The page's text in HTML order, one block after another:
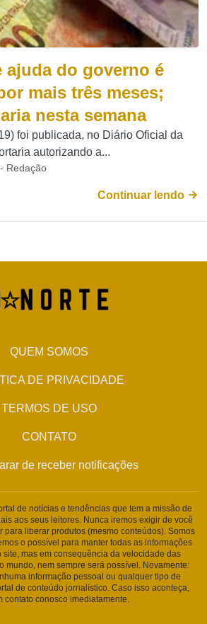
ajuda do governo é
mais três meses;
nesta semana
foi publicada, no Diário Oficial da
autorizando a...
Redação
Continuar lendo
QUEM SOMOS
DE PRIVACIDADE
TERMOS DE USO
CONTATO
de receber notificações
de notícias e tendências que tem a missão de
aos seus leitores. Nunca iremos exigir de você
para liberar produtos (mesmo conteúdos). Somos
o possível para manter todas as informações
site, mas em consequência da velocidade das
mundo, nem sempre será possível. Novamente:
informação pessoal ou qualquer tipo de
de conteúdo jornalístico. Caso isso aconteça,
contato conosco imediatamente.